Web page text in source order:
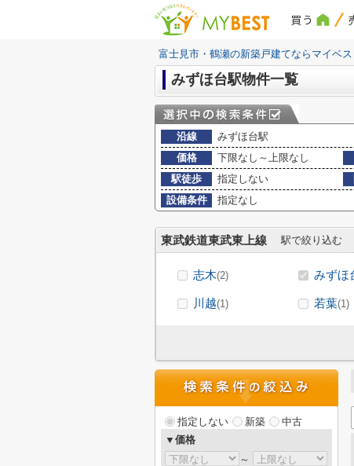
買う
富士見市・鶴瀬の新築戸建てならマイベス
みずほ台駅物件一覧
沿線
みずほ台駅
価格
下限なし～上限なし
駅徒歩
指定しない
設備条件
指定なし
東武鉄道東武東上線 駅で絞り込む
志木(2) みずほ
川越(1) 若葉(1)
指定しない 新築
中古
▼価格
～